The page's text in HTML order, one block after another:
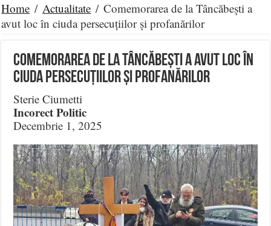
Home / Actualitate / Comemorarea de la Tâncăbești a
avut loc în ciuda persecuțiilor și profanărilor
Comemorarea de la Tâncăbești a avut loc în
ciuda persecuțiilor și profanărilor
Sterie Ciumetti
Incorect Politic
Decembrie 1, 2025